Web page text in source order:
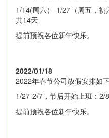
1/14(周六）-1/27（周五，初
共14天
提前预祝各位新年快乐。
2022/01/18
2022年春节公司放假安排如下
1/27-2/7，节后开始上班：2/8
提前预祝各位新年快乐。